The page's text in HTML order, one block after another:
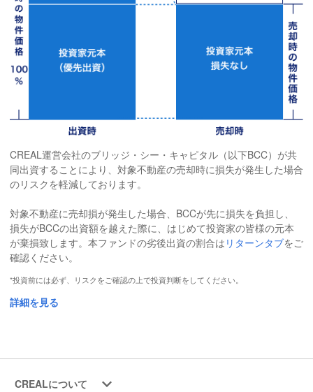
CREAL運営会社のブリッジ・シー・キャピタル（以下BCC）が共
同出資することにより、対象不動産の売却時に損失が発生した場合
のリスクを軽減しております。
対象不動産に売却損が発生した場合、BCCが先に損失を負担し、
損失がBCCの出資額を越えた際に、はじめて投資家の皆様の元本
が棄損致します。本ファンドの劣後出資の割合は リターンタブをご
確認ください。
*投資前には必ず、リスクをご確認の上で投資判断をしてください。
詳細を見る
CREALについて